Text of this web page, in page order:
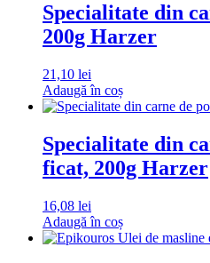
Specialitate din
200g Harzer
21,10 lei
Adaugă în coș
Specialitate din
ficat, 200g Harzer
16,08 lei
Adaugă în coș